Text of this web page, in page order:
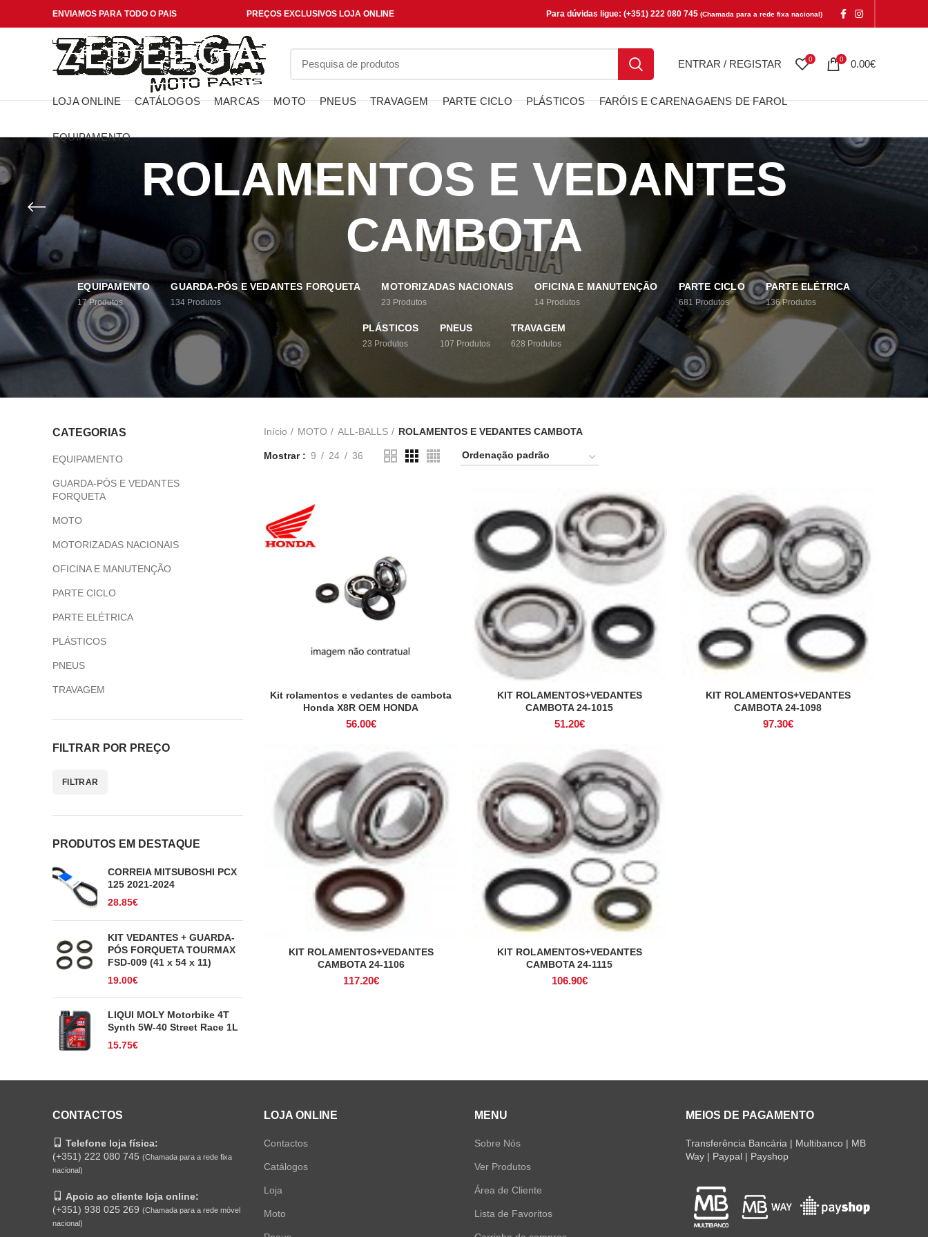
ENVIAMOS PARA TODO O PAIS PREÇOS EXCLUSIVOS LOJA ONLINE Para dúvidas ligue: (+351) 222 080 745 (Chamada para a rede fixa nacional)
ENTRAR / REGISTAR 0 0 0.00€
LOJA ONLINE CATÁLOGOS MARCAS MOTO PNEUS TRAVAGEM PARTE CICLO PLÁSTICOS FARÓIS E CARENAGAENS DE FAROL
EQUIPAMENTO
ROLAMENTOS E VEDANTES
CAMBOTA
EQUIPAMENTO
17 Produtos
GUARDA-PÓS E VEDANTES FORQUETA
134 Produtos
MOTORIZADAS NACIONAIS
23 Produtos
OFICINA E MANUTENÇÃO
14 Produtos
PARTE CICLO
681 Produtos
PARTE ELÉTRICA
136 Produtos
PLÁSTICOS
23 Produtos
PNEUS
107 Produtos
TRAVAGEM
628 Produtos
CATEGORIAS
EQUIPAMENTO
GUARDA-PÓS E VEDANTES
FORQUETA
MOTO
MOTORIZADAS NACIONAIS
OFICINA E MANUTENÇÃO
PARTE CICLO
PARTE ELÉTRICA
PLÁSTICOS
PNEUS
TRAVAGEM
FILTRAR POR PREÇO
FILTRAR
PRODUTOS EM DESTAQUE
CORREIA MITSUBOSHI PCX
125 2021-2024
28.85€
KIT VEDANTES + GUARDA-
PÓS FORQUETA TOURMAX
FSD-009 (41 x 54 x 11)
19.00€
LIQUI MOLY Motorbike 4T
Synth 5W-40 Street Race 1L
15.75€
Início MOTO ALL-BALLS ROLAMENTOS E VEDANTES CAMBOTA
Mostrar 9 24 36
ADICIONAR
Kit rolamentos e vedantes de cambota
Honda X8R OEM HONDA
56.00€
ADICIONAR
KIT ROLAMENTOS+VEDANTES
CAMBOTA 24-1015
51.20€
ADICIONAR
KIT ROLAMENTOS+VEDANTES
CAMBOTA 24-1098
97.30€
ADICIONAR
KIT ROLAMENTOS+VEDANTES
CAMBOTA 24-1106
117.20€
ADICIONAR
KIT ROLAMENTOS+VEDANTES
CAMBOTA 24-1115
106.90€
CONTACTOS
Telefone loja física:
(+351) 222 080 745 (Chamada para a rede fixa
nacional)
Apoio ao cliente loja online:
(+351) 938 025 269 (Chamada para a rede móvel
nacional)
LOJA ONLINE
Contactos
Catálogos
Loja
Moto
MENU
Sobre Nós
Ver Produtos
Área de Cliente
Lista de Favoritos
MEIOS DE PAGAMENTO
Transferência Bancária | Multibanco | MB
Way | Paypal | Payshop